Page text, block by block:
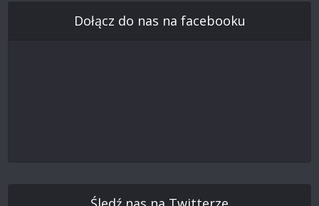
Dołącz do nas na facebooku